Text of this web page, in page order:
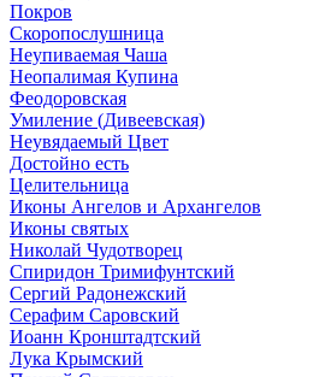
Покров
Скоропослушница
Неупиваемая Чаша
Неопалимая Купина
Феодоровская
Умиление (Дивеевская)
Неувядаемый Цвет
Достойно есть
Целительница
Иконы Ангелов и Архангелов
Иконы святых
Николай Чудотворец
Спиридон Тримифунтский
Сергий Радонежский
Серафим Саровский
Иоанн Кронштадтский
Лука Крымский